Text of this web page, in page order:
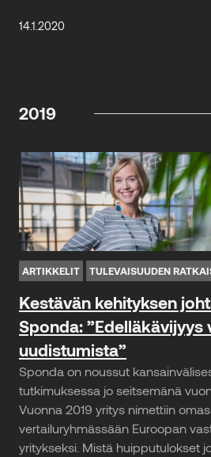
14.1.2020
2019
ARTIKKELIT TULEVAISUUDEN
Kestävän kehityksen
Sponda: ”Edelläkävijyys
uudistumista”
Sponda on noussut
tutkimuksessa jo seitsemänä
Vuonna 2019 yritys nimettiin
vertailuryhmässään Euroopan
yritykseksi. Mistä huipputulokset